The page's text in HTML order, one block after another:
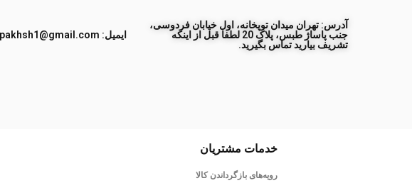
آدرس: تهران میدان توپخانه، اول خیابان فردوسی،
جنب پاساژ طبس، پلاک 20 لطفا قبل از اینکه
تشریف بیارید تماس بگیرید.
ایمیل: momenpakhsh1@gmail.com
خدمات مشتریان
رویه‌های بازگرداندن کالا